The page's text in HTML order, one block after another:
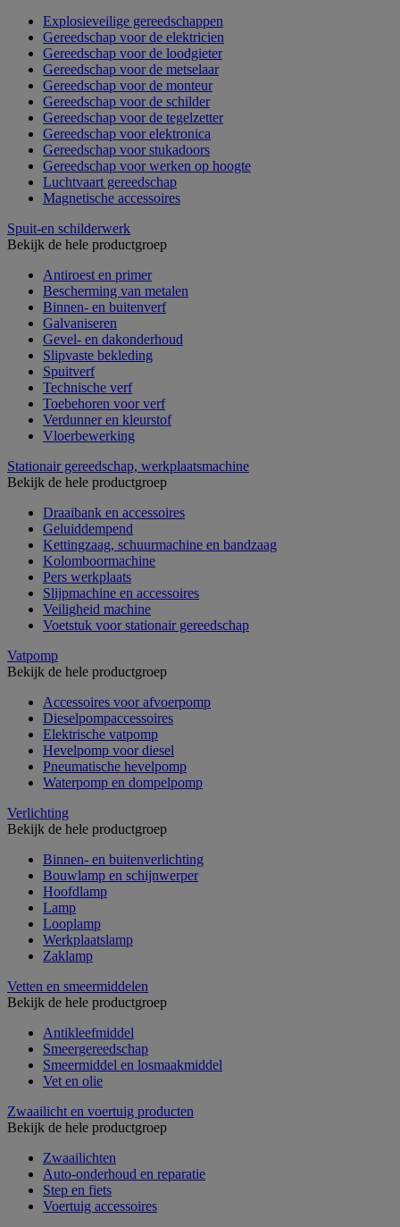
Explosieveilige gereedschappen
Gereedschap voor de elektricien
Gereedschap voor de loodgieter
Gereedschap voor de metselaar
Gereedschap voor de monteur
Gereedschap voor de schilder
Gereedschap voor de tegelzetter
Gereedschap voor elektronica
Gereedschap voor stukadoors
Gereedschap voor werken op hoogte
Luchtvaart gereedschap
Magnetische accessoires
Spuit-en schilderwerk
Bekijk de hele productgroep
Antiroest en primer
Bescherming van metalen
Binnen- en buitenverf
Galvaniseren
Gevel- en dakonderhoud
Slipvaste bekleding
Spuitverf
Technische verf
Toebehoren voor verf
Verdunner en kleurstof
Vloerbewerking
Stationair gereedschap, werkplaatsmachine
Bekijk de hele productgroep
Draaibank en accessoires
Geluiddempend
Kettingzaag, schuurmachine en bandzaag
Kolomboormachine
Pers werkplaats
Slijpmachine en accessoires
Veiligheid machine
Voetstuk voor stationair gereedschap
Vatpomp
Bekijk de hele productgroep
Accessoires voor afvoerpomp
Dieselpompaccessoires
Elektrische vatpomp
Hevelpomp voor diesel
Pneumatische hevelpomp
Waterpomp en dompelpomp
Verlichting
Bekijk de hele productgroep
Binnen- en buitenverlichting
Bouwlamp en schijnwerper
Hoofdlamp
Lamp
Looplamp
Werkplaatslamp
Zaklamp
Vetten en smeermiddelen
Bekijk de hele productgroep
Antikleefmiddel
Smeergereedschap
Smeermiddel en losmaakmiddel
Vet en olie
Zwaailicht en voertuig producten
Bekijk de hele productgroep
Zwaailichten
Auto-onderhoud en reparatie
Step en fiets
Voertuig accessoires